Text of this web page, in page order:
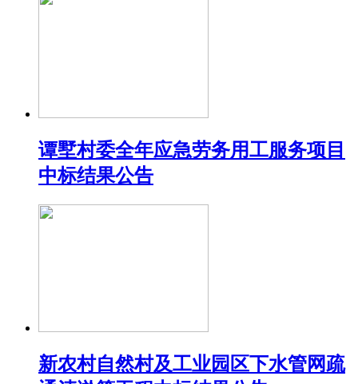
谭墅村委全年应急劳务用工服务项目
中标结果公告
新农村自然村及工业园区下水管网疏